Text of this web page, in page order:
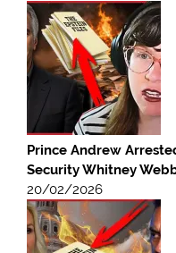
Prince Andrew
Security Whitney
20/02/2026